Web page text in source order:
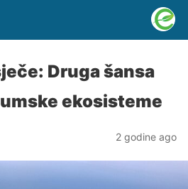
Druga šansa
ekosisteme
2 godine ago